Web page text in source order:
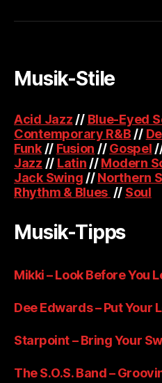
Musik-Stile
Acid Jazz // Blue-Eyed
Contemporary R&B //
Funk// Fusion //Gospel
Jazz // Latin //Modern
Jack Swing //Northern
Rhythm & Blues // Soul
Musik-Tipps
Mikki – Look Before You
Dee Edwards – Put Your
Starpoint – Bring Your
The S.O.S. Band –